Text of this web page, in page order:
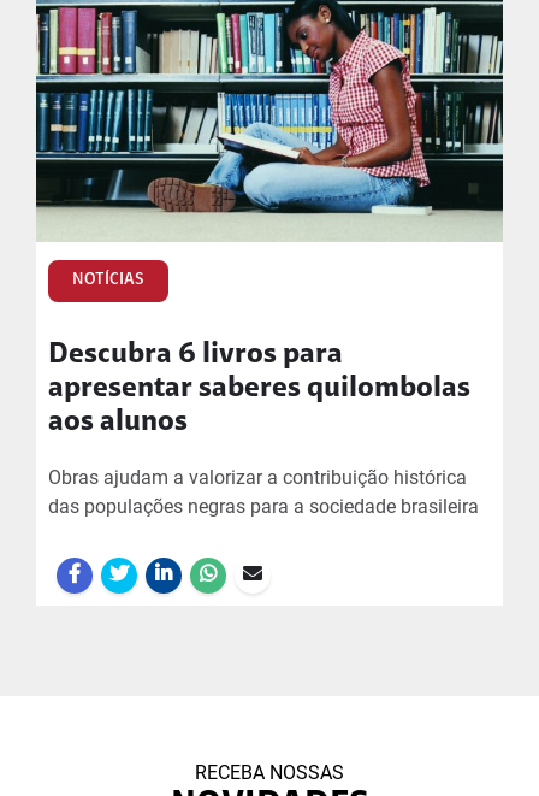
NOTÍCIAS
Descubra 6 livros para
apresentar saberes quilombolas
aos alunos
Obras ajudam a valorizar a contribuição histórica
das populações negras para a sociedade brasileira
RECEBA NOSSAS